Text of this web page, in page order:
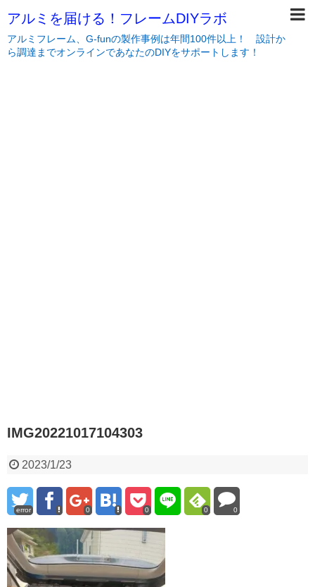
アルミを届ける！フレームDIYラボ
アルミフレーム、G-funの製作事例は年間100件以上！ 設計か
ら調達までオンラインであなたのDIYをサポートします！
IMG20221017104303
2023/1/23
error 0 0 0 0